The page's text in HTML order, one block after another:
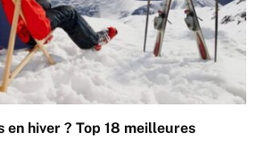
en hiver ? Top 18 meilleures